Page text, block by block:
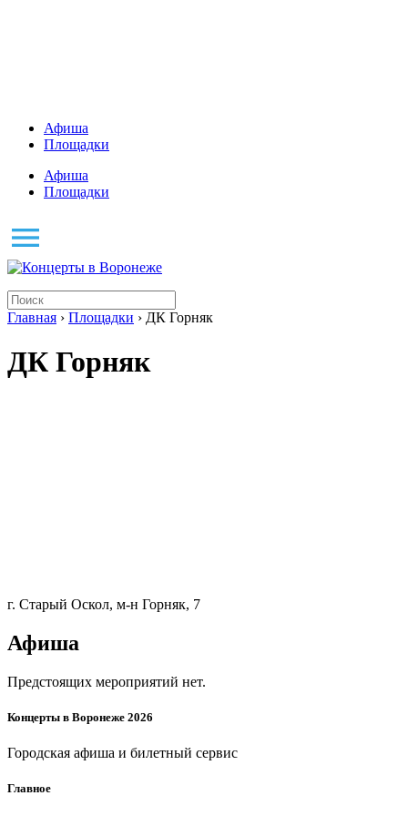
Афиша
Площадки
Афиша
Площадки
Главная › Площадки › ДК Горняк
ДК Горняк
г. Старый Оскол, м-н Горняк, 7
Афиша
Предстоящих мероприятий нет.
Концерты в Воронеже 2026
Городская афиша и билетный сервис
Главное